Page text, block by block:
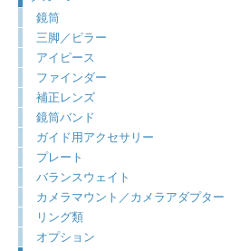
鏡筒
三脚／ピラー
アイピース
ファインダー
補正レンズ
鏡筒バンド
ガイド用アクセサリー
プレート
バランスウェイト
カメラマウント／カメラアダプター
リング類
オプション